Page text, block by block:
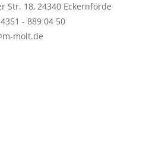
Str. 18, 24340 Eckernförde
- 889 04 50
molt.de